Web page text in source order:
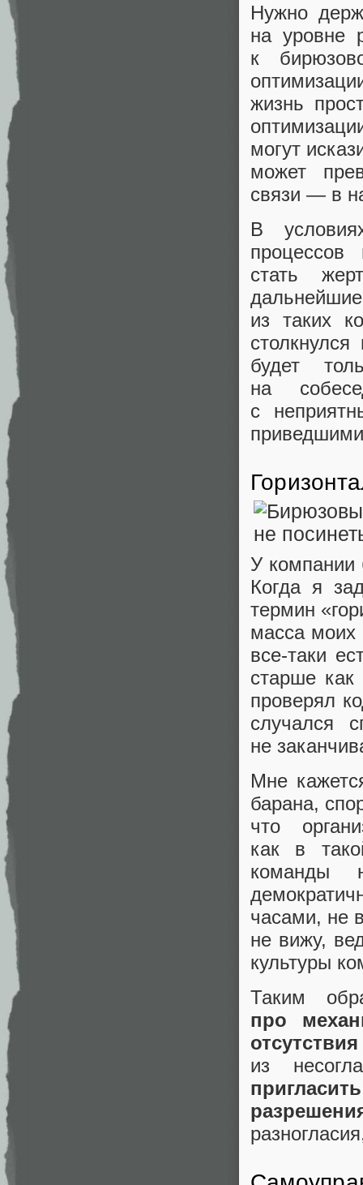
Нужно
на уровне
к
жизнь
могут
может
связи — в
В
стать
из таких
будет
на
с
У компании
Когда я
термин
масса моих
все‑таки
старше
проверял
случался
не
Мне
барана,
что
как в
команды
часами, не
не вижу,
культуры
Таким
про
из